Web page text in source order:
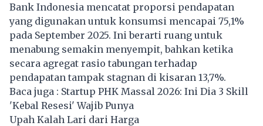
Bank Indonesia mencatat proporsi pendapatan
yang digunakan untuk konsumsi mencapai 75,1%
pada September 2025. Ini berarti ruang untuk
menabung semakin menyempit, bahkan ketika
secara agregat rasio tabungan terhadap
pendapatan tampak stagnan di kisaran 13,7%.
Baca juga : Startup PHK Massal 2026: Ini Dia 3 Skill
'Kebal Resesi' Wajib Punya
Upah Kalah Lari dari Harga